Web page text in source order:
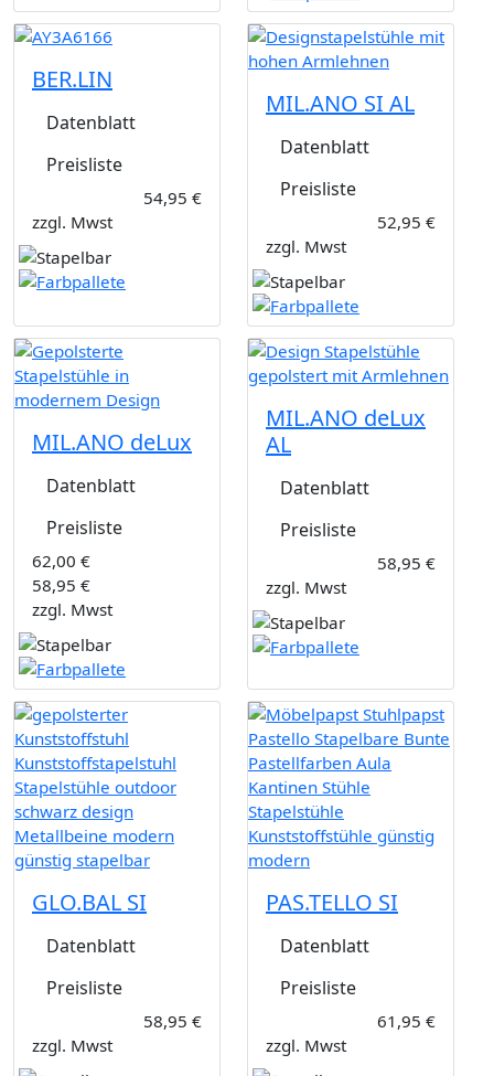
BER.LIN
Datenblatt
Preisliste
54,95 €
zzgl. Mwst
MIL.ANO SI AL
Datenblatt
Preisliste
52,95 €
zzgl. Mwst
MIL.ANO deLux
Datenblatt
Preisliste
62,00 €
58,95 €
zzgl. Mwst
MIL.ANO deLux
AL
Datenblatt
Preisliste
58,95 €
zzgl. Mwst
GLO.BAL SI
Datenblatt
Preisliste
58,95 €
zzgl. Mwst
PAS.TELLO SI
Datenblatt
Preisliste
61,95 €
zzgl. Mwst